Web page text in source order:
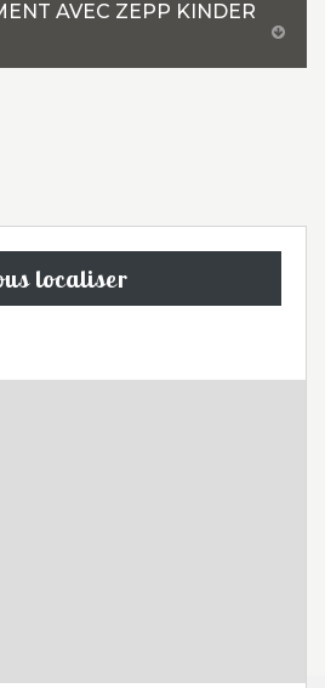
AVEC ZEPP KINDER
localiser